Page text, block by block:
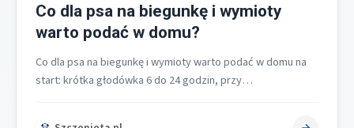
Co dla psa na biegunkę i wymioty
warto podać w domu?
Co dla psa na biegunkę i wymioty warto podać w domu na
start: krótka głodówka 6 do 24 godzin, przy…